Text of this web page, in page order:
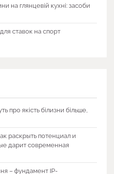
на глянцевій кухні: засоби
ставок на спорт
про якість білизни більше,
раскрыть потенциал и
дарит современная
– фундамент IP-